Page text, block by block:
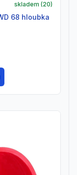
skladem (20)